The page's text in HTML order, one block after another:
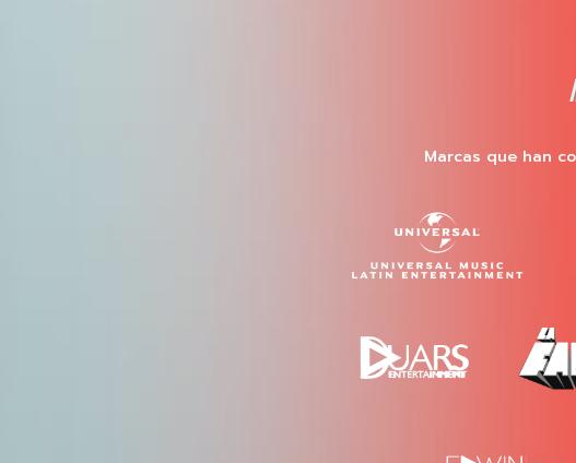
Marcas que han